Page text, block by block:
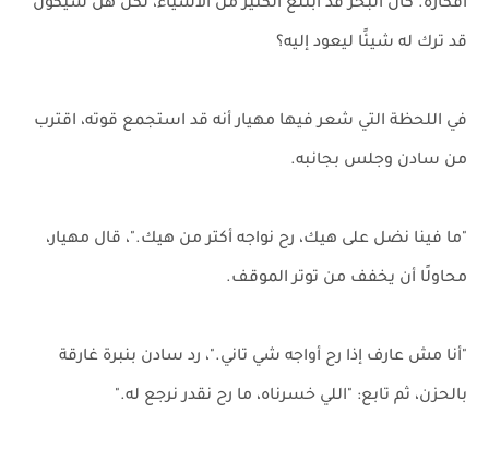
أفكاره. كان البحر قد ابتلع الكثير من الأشياء، لكن هل سيكون
قد ترك له شيئًا ليعود إليه؟
في اللحظة التي شعر فيها مهيار أنه قد استجمع قوته، اقترب
من سادن وجلس بجانبه.
"ما فينا نضل على هيك، رح نواجه أكتر من هيك."، قال مهيار،
محاولًا أن يخفف من توتر الموقف.
"أنا مش عارف إذا رح أواجه شي تاني."، رد سادن بنبرة غارقة
بالحزن، ثم تابع: "اللي خسرناه، ما رح نقدر نرجع له."